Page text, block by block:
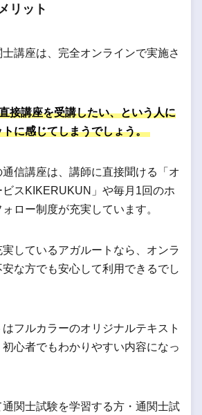
リット
講座は、完全オンラインで実施さ
接講座を受講したい、という人に
に感じてしまうでしょう。
信講座は、講師に直接聞ける「オ
ビスKIKERUKUN」や毎月1回のホ
ロー制度が充実しています。
しているアガルートなら、オンラ
な方でも安心して利用できるでし
フルカラーのオリジナルテキスト
心者でもわかりやすい内容になっ
関士試験を学習する方・通関士試